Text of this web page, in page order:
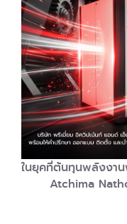
ในยุคที่ต้นทุนพลังงา
Atchima